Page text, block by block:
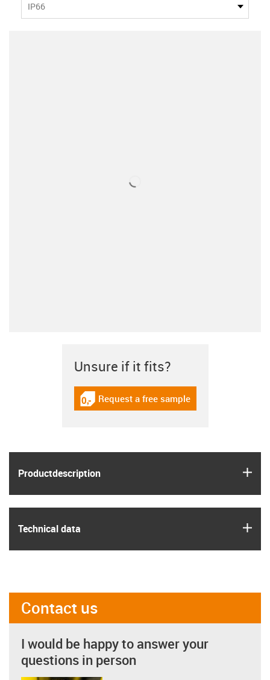
IP66
Product­description
Technical data
Unsure if it fits?
igus-icon-gratismuster
Request a free sample
Contact us
I would be happy to answer your
questions in person